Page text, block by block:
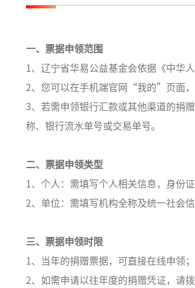
一、票据申领范围
1、辽宁省华易公益基金会依据《中华
2、您可以在手机端官网“我的”页面
3、若需申领银行汇款或其他渠道的捐
称、银行流水单号或交易单号。
二、票据申领类型
1、个人：需填写个人相关信息，身
2、单位：需填写机构全称及统一社会
三、票据申领时限
1、当年的捐赠票据，可直接在线申领；
2、如需申请以往年度的捐赠凭证，请